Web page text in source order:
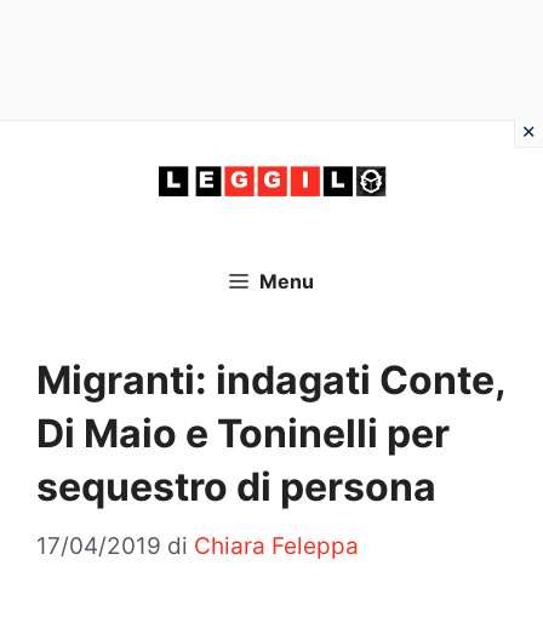
Menu
Migranti: indagati Conte,
Di Maio e Toninelli per
sequestro di persona
17/04/2019 di Chiara Feleppa